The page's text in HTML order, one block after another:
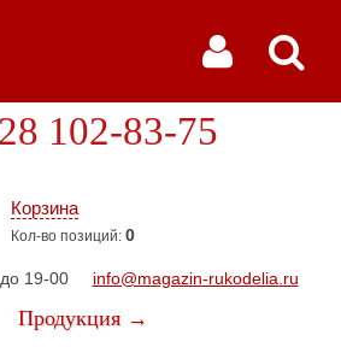
Корзина
Кол-во позиций: 0
102-83-75
19-00 info@magazin-rukodelia.ru
Продукция →